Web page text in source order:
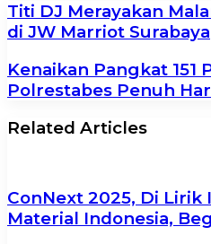
Titi DJ Merayakan
di JW Marriot Surabaya
Kenaikan Pangkat 151
Polrestabes Penuh
Related Articles
ConNext 2025, Di
Material Indonesia,